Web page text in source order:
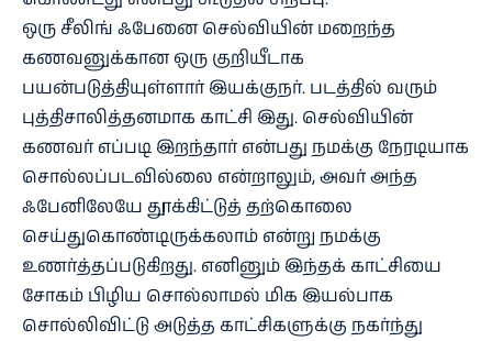
ஒரு சீலிங் ஃபேனை செல்வியின் மறைந்த
கணவனுக்கான ஒரு குறியீடாக
பயன்படுத்தியுள்ளார் இயக்குநர். படத்தில் வரும்
புத்திசாலித்தனமாக காட்சி இது. செல்வியின்
கணவர் எப்படி இறந்தார் என்பது நமக்கு நேரடியாக
சொல்லப்படவில்லை என்றாலும், அவர் அந்த
ஃபேனிலேயே தூக்கிட்டுத் தற்கொலை
செய்துகொண்டிருக்கலாம் என்று நமக்கு
உணர்த்தப்படுகிறது. எனினும் இந்தக் காட்சியை
சோகம் பிழிய சொல்லாமல் மிக இயல்பாக
சொல்லிவிட்டு அடுத்த காட்சிகளுக்கு நகர்ந்து